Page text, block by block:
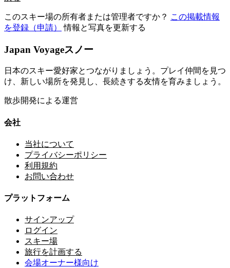
このスキー場の所有者または管理者ですか？ この掲載情報
を登録（申請）
情報と写真を更新する
Japan Voyageスノー
日本のスキー愛好家とつながりましょう。プレイ仲間を見つ
け、新しい場所を発見し、長続きする友情を育みましょう。
散歩開発による運営
会社
当社について
プライバシーポリシー
利用規約
お問い合わせ
プラットフォーム
サインアップ
ログイン
スキー場
旅行を計画する
会場オーナー様向け